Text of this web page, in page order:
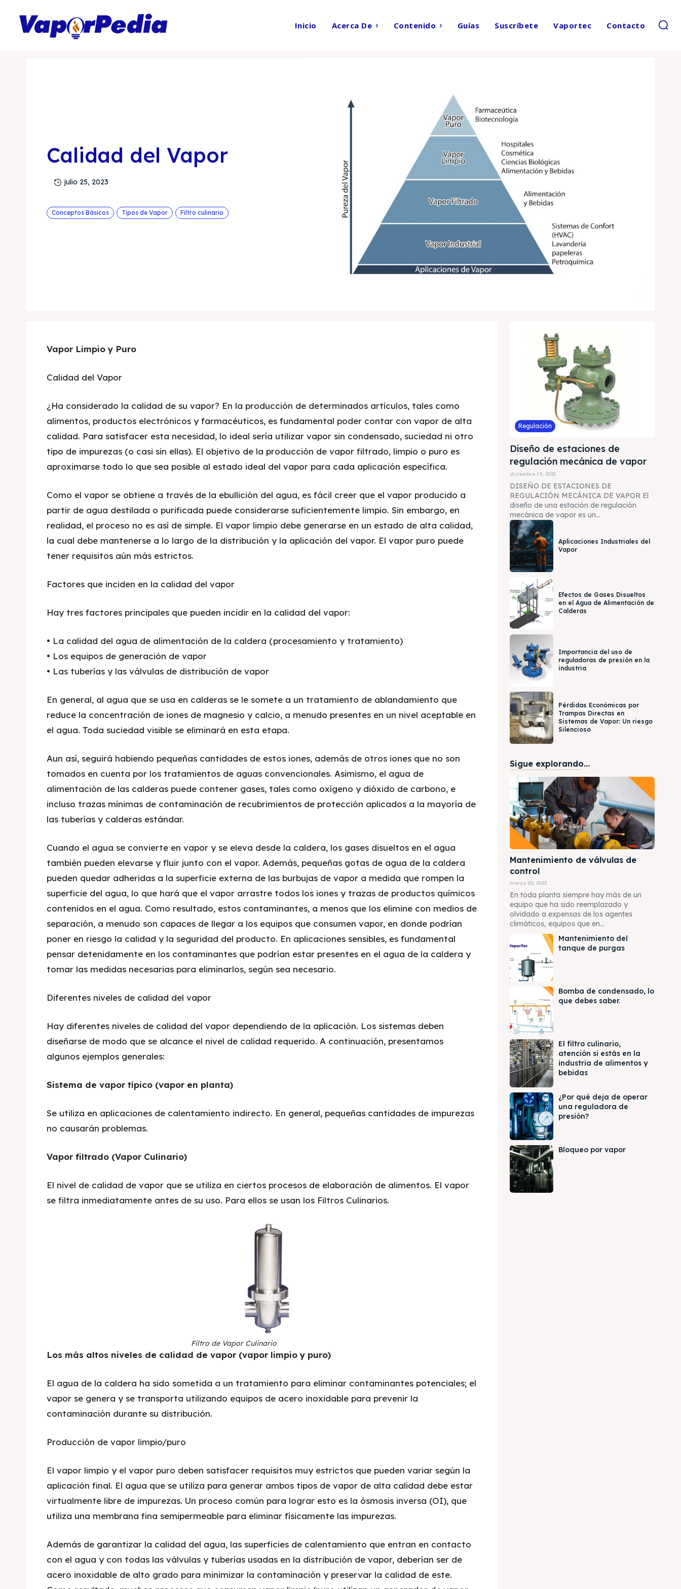
Inicio Acerca De Contenido Guías Suscríbete Vaportec Contacto
Inicio Temas de Aprendizajes Conceptos Básicos Cuota
Calidad del Vapor
julio 25, 2023
Conceptos Básicos Tipos de Vapor Filtro culinario
Vapor Limpio y Puro
Calidad del Vapor
¿Ha considerado la calidad de su vapor? En la producción de determinados artículos, tales como
alimentos, productos electrónicos y farmacéuticos, es fundamental poder contar con vapor de alta
calidad. Para satisfacer esta necesidad, lo ideal sería utilizar vapor sin condensado, suciedad ni otro
tipo de impurezas (o casi sin ellas). El objetivo de la producción de vapor filtrado, limpio o puro es
aproximarse todo lo que sea posible al estado ideal del vapor para cada aplicación específica.
Como el vapor se obtiene a través de la ebullición del agua, es fácil creer que el vapor producido a
partir de agua destilada o purificada puede considerarse suficientemente limpio. Sin embargo, en
realidad, el proceso no es así de simple. El vapor limpio debe generarse en un estado de alta calidad,
la cual debe mantenerse a lo largo de la distribución y la aplicación del vapor. El vapor puro puede
tener requisitos aún más estrictos.
Factores que inciden en la calidad del vapor
Hay tres factores principales que pueden incidir en la calidad del vapor:
• La calidad del agua de alimentación de la caldera (procesamiento y tratamiento)
• Los equipos de generación de vapor
• Las tuberías y las válvulas de distribución de vapor
En general, al agua que se usa en calderas se le somete a un tratamiento de ablandamiento que
reduce la concentración de iones de magnesio y calcio, a menudo presentes en un nivel aceptable en
el agua. Toda suciedad visible se eliminará en esta etapa.
Aun así, seguirá habiendo pequeñas cantidades de estos iones, además de otros iones que no son
tomados en cuenta por los tratamientos de aguas convencionales. Asimismo, el agua de
alimentación de las calderas puede contener gases, tales como oxígeno y dióxido de carbono, e
incluso trazas mínimas de contaminación de recubrimientos de protección aplicados a la mayoría de
las tuberías y calderas estándar.
Cuando el agua se convierte en vapor y se eleva desde la caldera, los gases disueltos en el agua
también pueden elevarse y fluir junto con el vapor. Además, pequeñas gotas de agua de la caldera
pueden quedar adheridas a la superficie externa de las burbujas de vapor a medida que rompen la
superficie del agua, lo que hará que el vapor arrastre todos los iones y trazas de productos químicos
contenidos en el agua. Como resultado, estos contaminantes, a menos que los elimine con medios de
separación, a menudo son capaces de llegar a los equipos que consumen vapor, en donde podrían
poner en riesgo la calidad y la seguridad del producto. En aplicaciones sensibles, es fundamental
pensar detenidamente en los contaminantes que podrían estar presentes en el agua de la caldera y
tomar las medidas necesarias para eliminarlos, según sea necesario.
Diferentes niveles de calidad del vapor
Hay diferentes niveles de calidad del vapor dependiendo de la aplicación. Los sistemas deben
diseñarse de modo que se alcance el nivel de calidad requerido. A continuación, presentamos
algunos ejemplos generales:
Sistema de vapor típico (vapor en planta)
Se utiliza en aplicaciones de calentamiento indirecto. En general, pequeñas cantidades de impurezas
no causarán problemas.
Vapor filtrado (Vapor Culinario)
El nivel de calidad de vapor que se utiliza en ciertos procesos de elaboración de alimentos. El vapor
se filtra inmediatamente antes de su uso. Para ellos se usan los Filtros Culinarios.
Filtro de Vapor Culinario
Los más altos niveles de calidad de vapor (vapor limpio y puro)
El agua de la caldera ha sido sometida a un tratamiento para eliminar contaminantes potenciales; el
vapor se genera y se transporta utilizando equipos de acero inoxidable para prevenir la
contaminación durante su distribución.
Producción de vapor limpio/puro
El vapor limpio y el vapor puro deben satisfacer requisitos muy estrictos que pueden variar según la
aplicación final. El agua que se utiliza para generar ambos tipos de vapor de alta calidad debe estar
virtualmente libre de impurezas. Un proceso común para lograr esto es la ósmosis inversa (OI), que
utiliza una membrana fina semipermeable para eliminar físicamente las impurezas.
Además de garantizar la calidad del agua, las superficies de calentamiento que entran en contacto
con el agua y con todas las válvulas y tuberías usadas en la distribución de vapor, deberían ser de
acero inoxidable de alto grado para minimizar la contaminación y preservar la calidad de este.
Regulación
Diseño de estaciones de
regulación mecánica de vapor
diciembre 19, 2025
DISEÑO DE ESTACIONES DE
REGULACIÓN MECÁNICA DE VAPOR El
diseño de una estación de regulación
mecánica de vapor es un...
Aplicaciones Industriales del
Vapor
Efectos de Gases Disueltos
en el Agua de Alimentación de
Calderas
Importancia del uso de
reguladoras de presión en la
industria
Pérdidas Económicas por
Trampas Directas en
Sistemas de Vapor: Un riesgo
Silencioso
Sigue explorando...
Mantenimiento de válvulas de
control
marzo 20, 2023
En toda planta siempre hay más de un
equipo que ha sido reemplazado y
olvidado a expensas de los agentes
climáticos, equipos que en...
Mantenimiento del
tanque de purgas
Bomba de condensado, lo
que debes saber.
El filtro culinario,
atención si estás en la
industria de alimentos y
bebidas
¿Por qué deja de operar
una reguladora de
presión?
Bloqueo por vapor